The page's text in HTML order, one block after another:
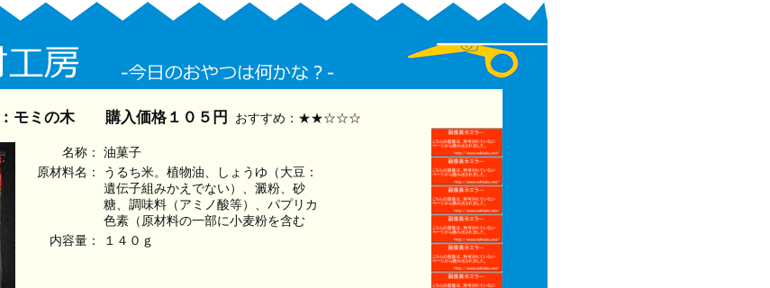
モミの木 購入価格１０５円 おすすめ：★★☆☆☆
名称：
油菓子
原材料名：
うるち米。植物油、しょうゆ（大豆：
遺伝子組みかえでない）、澱粉、砂
糖、調味料（アミノ酸等）、パプリカ
色素（原材料の一部に小麦粉を含む
内容量：
１４０ｇ